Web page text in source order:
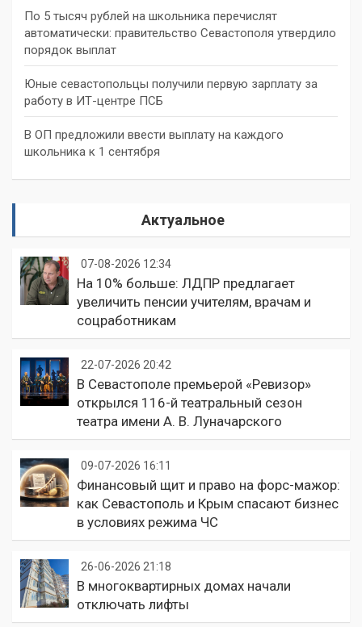
По 5 тысяч рублей на школьника перечислят
автоматически: правительство Севастополя утвердило
порядок выплат
Юные севастопольцы получили первую зарплату за
работу в ИТ-центре ПСБ
В ОП предложили ввести выплату на каждого
школьника к 1 сентября
Актуальное
07-08-2026 12:34
На 10% больше: ЛДПР предлагает
увеличить пенсии учителям, врачам и
соцработникам
22-07-2026 20:42
В Севастополе премьерой «Ревизор»
открылся 116-й театральный сезон
театра имени А. В. Луначарского
09-07-2026 16:11
Финансовый щит и право на форс-мажор:
как Севастополь и Крым спасают бизнес
в условиях режима ЧС
26-06-2026 21:18
В многоквартирных домах начали
отключать лифты